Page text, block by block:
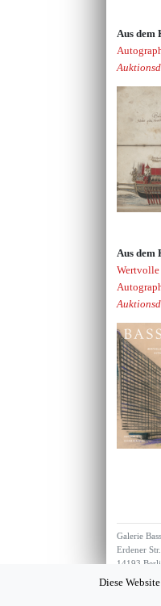
Aus dem
Aus dem
Wertvolle
Galerie
Erdener
14193
Diese